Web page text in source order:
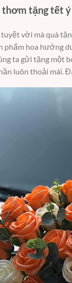
thơm tặng tết
vời mà quà
phẩm hoa
ta gửi tặng một
luôn thoải mái.